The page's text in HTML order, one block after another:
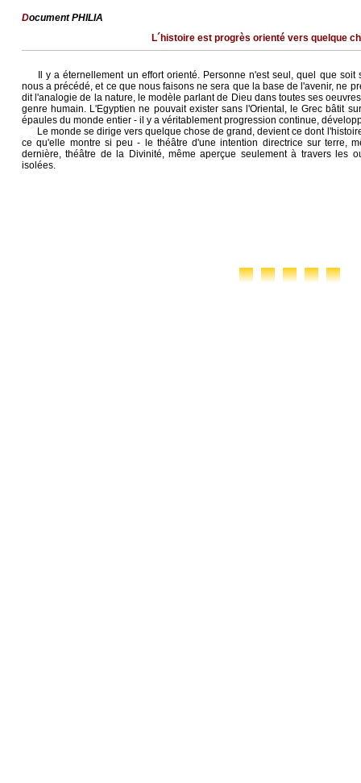
Document PHILIA
L´histoire est progrès orienté vers quelque
Il y a éternellement un effort orienté. Personne n'est seul, quel que
nous a précédé, et ce que nous faisons ne sera que la base de l'avenir, ne
dit l'analogie de la nature, le modèle parlant de Dieu dans toutes ses
genre humain. L'Egyptien ne pouvait exister sans l'Oriental, le Grec bâtit
épaules du monde entier - il y a véritablement progression continue,
Le monde se dirige vers quelque chose de grand, devient ce dont
ce qu'elle montre si peu - le théâtre d'une intention directrice sur terre,
dernière, théâtre de la Divinité, même aperçue seulement à travers les
isolées.